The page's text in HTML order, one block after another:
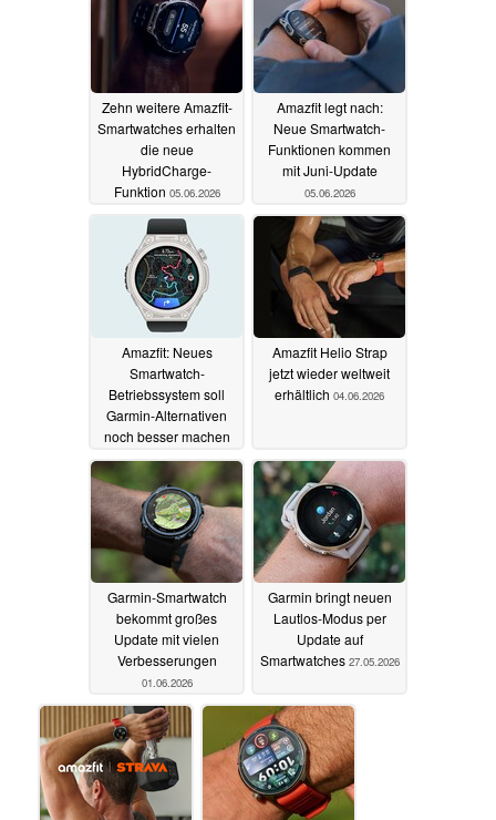
Zehn weitere Amazfit-
Smartwatches erhalten
die neue
HybridCharge-
Funktion 05.06.2026
Amazfit legt nach:
Neue Smartwatch-
Funktionen kommen
mit Juni-Update
05.06.2026
Amazfit: Neues
Smartwatch-
Betriebssystem soll
Garmin-Alternativen
noch besser machen
04.06.2026
Amazfit Helio Strap
jetzt wieder weltweit
erhältlich 04.06.2026
Garmin-Smartwatch
bekommt großes
Update mit vielen
Verbesserungen
01.06.2026
Garmin bringt neuen
Lautlos-Modus per
Update auf
Smartwatches 27.05.2026